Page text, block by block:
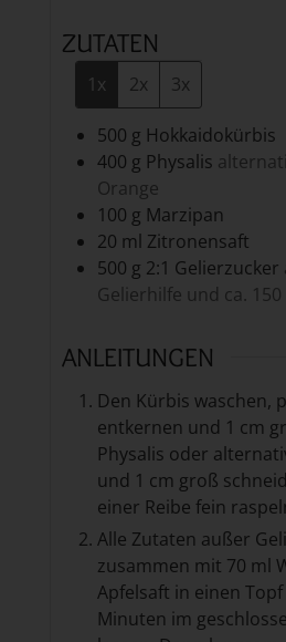
ZUTATEN
1x 2x 3x
500 g Hokkaidokürbis
400 g Physalis
Orange
100 g Marzipan
20 ml Zitronensaft
500 g 2:1 Gelierzucker
Gelierhilfe und ca. 150
ANLEITUNGEN
Den Kürbis waschen,
entkernen und 1 cm
Physalis oder
und 1 cm groß
einer Reibe fein
Alle Zutaten außer
zusammen mit 70 ml
Apfelsaft in einen
Minuten im